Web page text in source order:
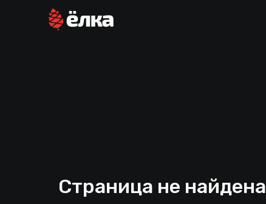
Страница не найдена